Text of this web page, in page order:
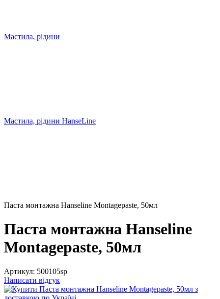
Мастила, рідини
Мастила, рідини HanseLine
Паста монтажна Hanseline Montagepaste, 50мл
Паста монтажна Hanseline
Montagepaste, 50мл
Артикул: 500105sp
Написати відгук